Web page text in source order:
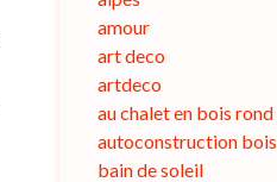
amour
art deco
artdeco
au chalet en bois rond
autoconstruction bois
bain de soleil